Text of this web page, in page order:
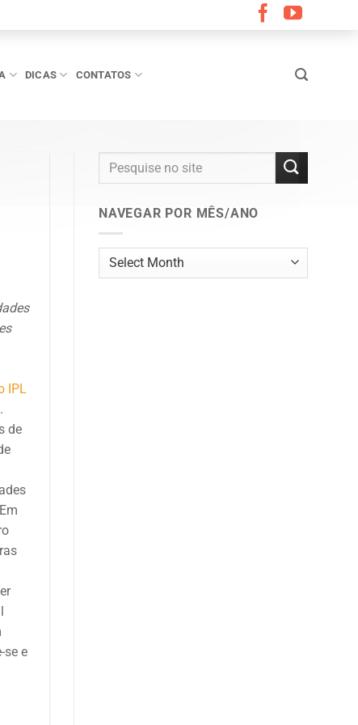
DICAS CONTATOS
IPL
de
se e
NAVEGAR POR MÊS/ANO
Navegar
por